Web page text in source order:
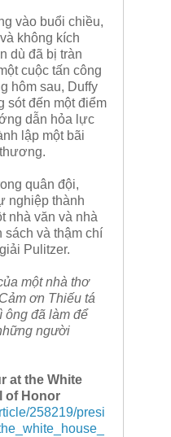
vào buổi chiều,
không kích
dù đã bị tràn
cuộc tấn công
hôm sau, Duffy
sót đến một điểm
dẫn hỏa lực
lập một bãi
quân đội,
nghiệp thành
nhà văn và nhà
sách và thậm chí
Pulitzer.
một nhà thơ
ơn Thiếu tá
ông đã làm để
người
at the White
of Honor
258219/presi